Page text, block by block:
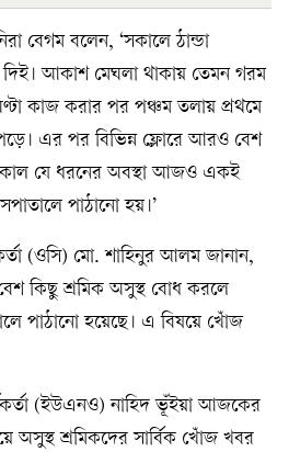
বেগম বলেন, ‘সকালে ঠান্ডা
আকাশ মেঘলা থাকায় তেমন গরম
কাজ করার পর পঞ্চম তলায় প্রথমে
এর পর বিভিন্ন ফ্লোরে আরও বেশ
যে ধরনের অবস্থা আজও একই
পাঠানো হয়।’
(ওসি) মো. শাহিনুর আলম জানান,
কিছু শ্রমিক অসুস্থ বোধ করলে
পাঠানো হয়েছে। এ বিষয়ে খোঁজ
(ইউএনও) নাহিদ ভূঁইয়া আজকের
অসুস্থ শ্রমিকদের সার্বিক খোঁজ খবর